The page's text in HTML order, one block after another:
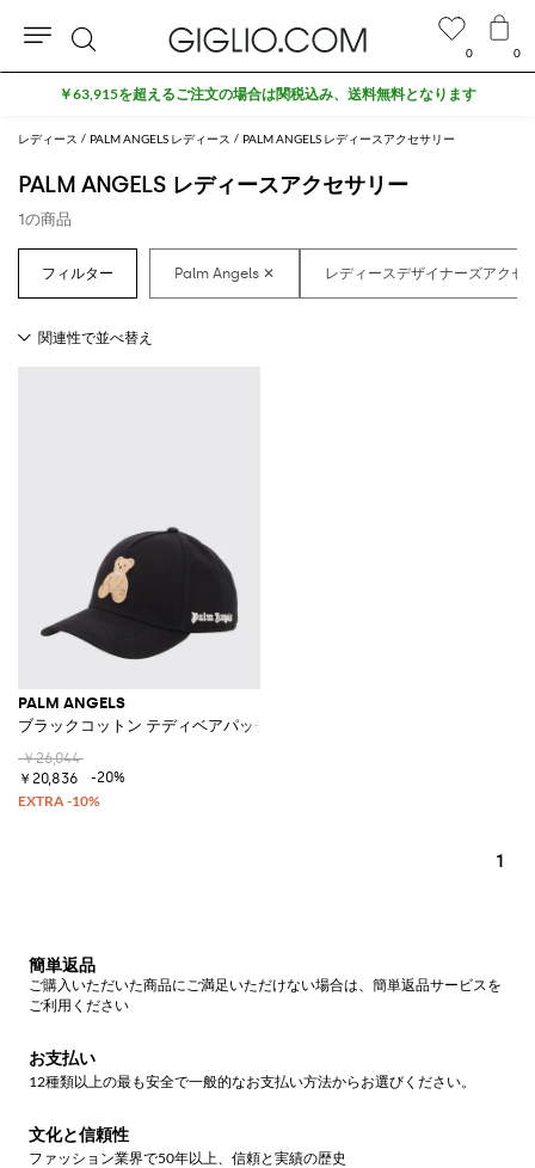
レディース PALM ANGELS レディース PALM ANGELS レディースアクセサリー
PALM ANGELS レディースアクセサリー
1の商品
PALM ANGELS
ブラックコットン テディベアパッチ＆ロゴ付きベースボールキャップ
￥26,044
￥20,836
-20%
1
0 0
検
索
￥63,915を超えるご注文の場合は関税込み、送料無料となります
簡単返品
ご購入いただいた商品にご満足いただけない場合は、簡単返品サービスを
ご利用ください
お支払い
12種類以上の最も安全で一般的なお支払い方法からお選びください。
文化と信頼性
ファッション業界で50年以上、信頼と実績の歴史